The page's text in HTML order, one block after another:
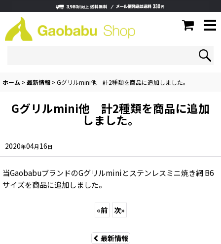
ホーム >最新情報 >Gグリルmini他 計2種類を商品に追加しました。
Gグリルmini他 計2種類を商品に追加
しました。
2020年04月16日
当GaobabuブランドのGグリルminiとステンレスミニ焼き網 B6
サイズを商品に追加しました。
«前 次»
最新情報